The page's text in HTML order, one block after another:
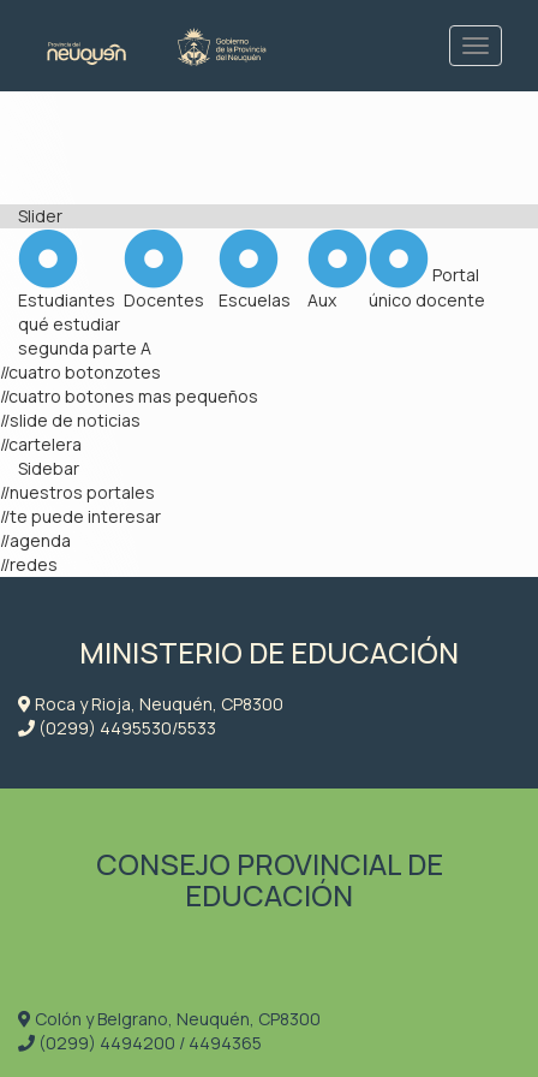
Slider
Estudiantes Docentes Escuelas Aux
Portal
único docente
qué estudiar
segunda parte A
//cuatro botonzotes
//cuatro botones mas pequeños
//slide de noticias
//cartelera
Sidebar
//nuestros portales
//te puede interesar
//agenda
//redes
MINISTERIO DE EDUCACIÓN
Roca y Rioja, Neuquén, CP8300
(0299) 4495530/5533
CONSEJO PROVINCIAL DE
EDUCACIÓN
Colón y Belgrano, Neuquén, CP8300
(0299) 4494200 / 4494365